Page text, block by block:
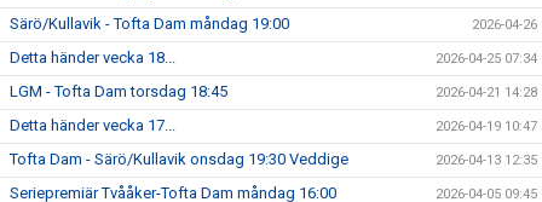
Särö/Kullavik - Tofta Dam måndag 19:00 2026-04-26
Detta händer vecka 18... 2026-04-25 07:34
LGM - Tofta Dam torsdag 18:45 2026-04-21 14:28
Detta händer vecka 17... 2026-04-19 10:47
Tofta Dam - Särö/Kullavik onsdag 19:30 Veddige 2026-04-13 12:35
Seriepremiär Tvååker-Tofta Dam måndag 16:00 2026-04-05 09:45